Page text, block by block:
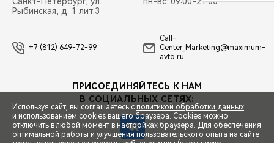
Рыбинская, д. 1 лит.3
+7 (812) 649-72-99
Call-
Center_Marketing@maximum-
avto.ru
ПРИСОЕДИНЯЙТЕСЬ К НАМ
В СОЦИАЛЬНЫХ СЕТЯХ:
Используя сайт, вы соглашаетесь с политикой обработки данных
и использованием cookies вашего браузера. Cookies можно
отключить в любой момент в настройках браузера. Для обеспечения
оптимальной работы и улучшения пользовательского опыта на сайте